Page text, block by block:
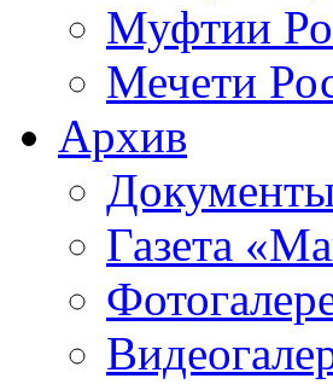
Муфтии
Мечети
Архив
Газета